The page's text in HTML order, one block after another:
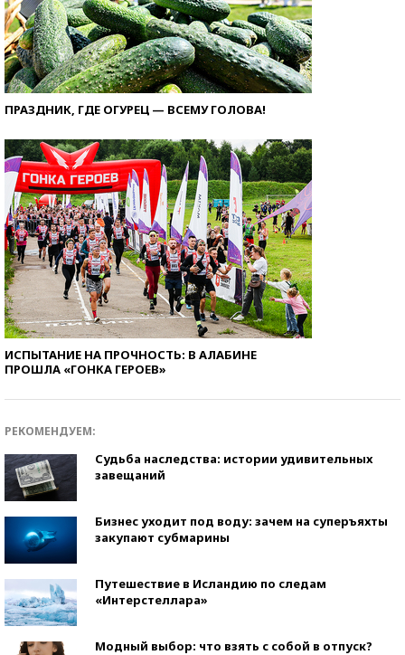
ПРАЗДНИК, ГДЕ ОГУРЕЦ — ВСЕМУ ГОЛОВА!
ИСПЫТАНИЕ НА ПРОЧНОСТЬ: В АЛАБИНЕ
ПРОШЛА «ГОНКА ГЕРОЕВ»
РЕКОМЕНДУЕМ:
Судьба наследства: истории удивительных
завещаний
Бизнес уходит под воду: зачем на суперъяхты
закупают субмарины
Путешествие в Исландию по следам
«Интерстеллара»
Модный выбор: что взять с собой в отпуск?